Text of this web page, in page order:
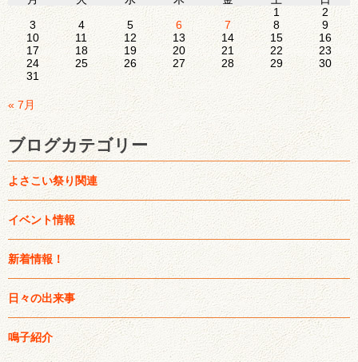
1
2
3
4 5 6 7 8
9
10
11 12 13 14 15
16
17
18 19 20 21 22
23
24
25 26 27 28 29
30
31
« 7月
ブログカテゴリー
よさこい祭り関連
イベント情報
新着情報！
日々の出来事
鳴子紹介